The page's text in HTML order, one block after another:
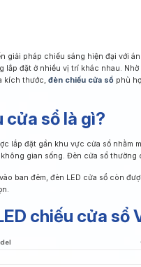
giải pháp chiếu sáng hiện đại với
lắp đặt ở nhiều vị trí khác nhau.
kích thước, đèn chiếu cửa sổphù
cửa sổ là gì?
lắp đặt gần khu vực cửa sổ nhằm
gian sống. Đèn cửa sổ
ban đêm, đèn LED cửa sổ còn
chiếu cửa sổ